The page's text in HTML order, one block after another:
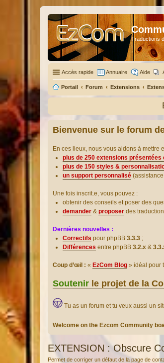
Traductions
Accès rapide Annuaire Aide
Portail Forum Extensions
Bienvenue sur le forum
En ces lieux, nous vous aidons à mettre
plus de 250 extensions présentées
plus de 150 styles &
un support personnalisé
Une fois inscrit.e, vous pouvez :
obtenir des conseils et poser des
demander & proposer des
Dernières nouvelles :
Correctifs pour phpBB 3.3.3 ;
Différences entre phpBB 3.2.x &
Coup d’œil : « EzCom Blog » idéal pour
Soutenir le projet de la
Tu as un forum et tu veux aussi un
Welcome on the Ezcom Community
EXTENSION : Obscure
Permet de corriger un défaut de la page de